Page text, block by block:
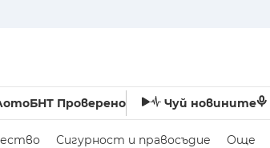
БНТ Проверено Чуй новините
Сигурност и правосъдие Още